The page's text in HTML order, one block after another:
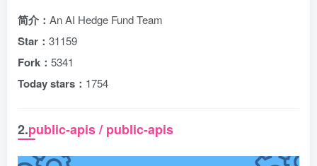
简介： An AI Hedge Fund Team
Star： 31159
Fork： 5341
Today stars： 1754
2.public-apis / public-apis